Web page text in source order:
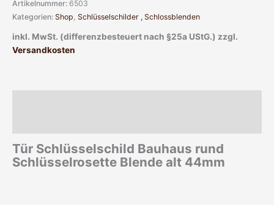
Artikelnummer: 6503
Kategorien: Shop, Schlüsselschilder , Schlossblenden
inkl. MwSt. (differenzbesteuert nach §25a UStG.) zzgl.
Versandkosten
Tür Schlüsselschild Bauhaus rund
Schlüsselrosette Blende alt 44mm